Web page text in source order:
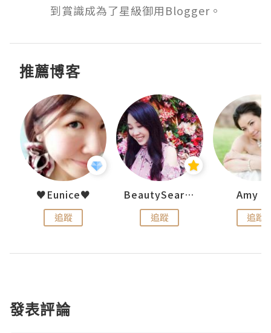
到賞識成為了星級御用Blogger。
推薦博客
♥Eunice♥
追蹤
BeautySearch
追蹤
Amy
追蹤
發表評論